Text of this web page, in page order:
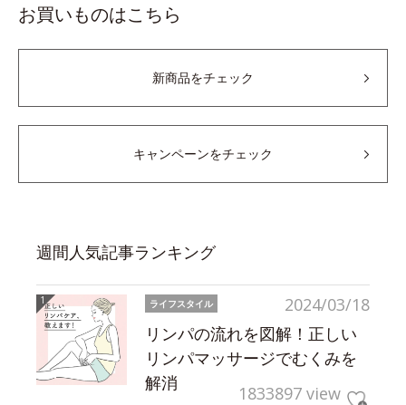
お買いものはこちら
新商品をチェック
キャンペーンをチェック
週間人気記事ランキング
2024/03/18
ライフスタイル
リンパの流れを図解！正しい
リンパマッサージでむくみを
解消
1833897 view